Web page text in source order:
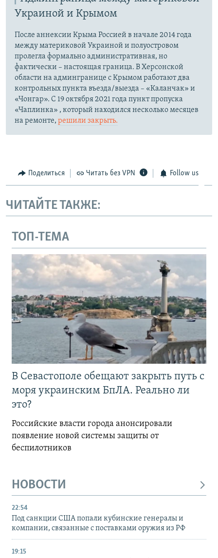
Украиной и Крымом
После аннексии Крыма Россией в начале 2014 года
между материковой Украиной и полуостровом
пролегла формально административная, но
фактически – настоящая граница. В Херсонской
области на админгранице с Крымом работают два
контрольных пункта въезда/выезда – «Каланчак» и
«Чонгар». С 19 октября 2021 года пункт пропуска
«Чаплинка» , который находился несколько месяцев
на ремонте, решили закрыть.
Поделиться Читать без VPN Follow us
ЧИТАЙТЕ ТАКЖЕ:
ТОП-ТЕМА
В Севастополе обещают закрыть путь с
моря украинским БпЛА. Реально ли
это?
Российские власти города анонсировали
появление новой системы защиты от
беспилотников
НОВОСТИ
22:54
Под санкции США попали кубинские генералы и
компании, связанные с поставками оружия из РФ
19:15